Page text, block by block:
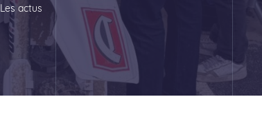
Les actus